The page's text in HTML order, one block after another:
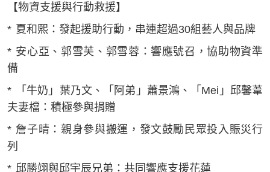
【物資支援與行動救援】
* 夏和熙：發起援助行動，串連超過30組藝人與品牌
* 安心亞、郭雪芙、郭雪蓉：響應號召，協助物資準
備
* 「牛奶」葉乃文、「阿弟」蕭景鴻、「Mei」邱馨葦
夫妻檔：積極參與捐贈
* 詹子晴：親身參與搬運，發文鼓勵民眾投入賑災行
列
* 邱勝翊與邱宇辰兄弟：共同響應支援花蓮